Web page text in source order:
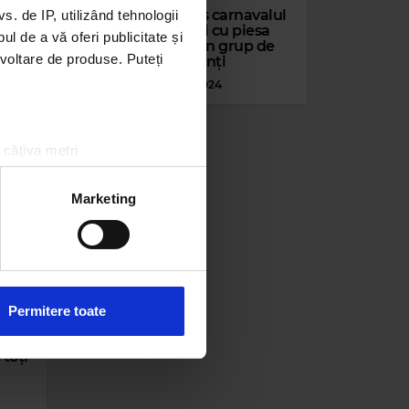
de IP, utilizând tehnologii
de a vă oferi publicitate și
de produse. Puteți
metri
la
secțiunea cu detalii
cu privire la modul în
urma folosirii serviciilor
Marketing
Permitere toate
Fly Project a adus carnavalul
pe Calea Victoriei cu piesa
„Puerto Rico” și un grup de
dansatoare fierbinți
MIERCURI, 24 IULIE 2024
toți